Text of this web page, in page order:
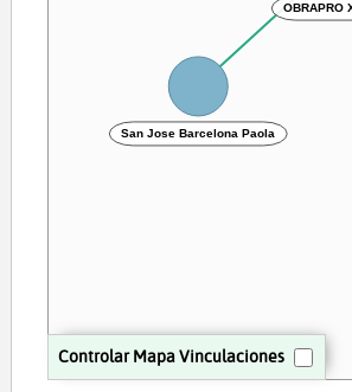
Controlar Mapa Vinculaciones
OBRAPRO
San Jose Barcelona Paola